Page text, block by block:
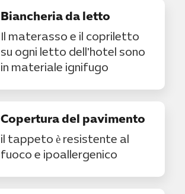
Biancheria da letto
Il materasso e il copriletto
su ogni letto dell'hotel sono
in materiale ignifugo
Copertura del pavimento
il tappeto è resistente al
fuoco e ipoallergenico